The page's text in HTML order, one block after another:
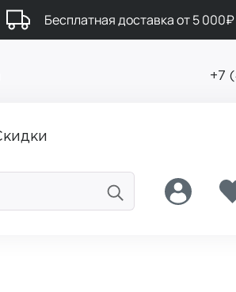
Бесплатная доставка от 5 000₽
+7